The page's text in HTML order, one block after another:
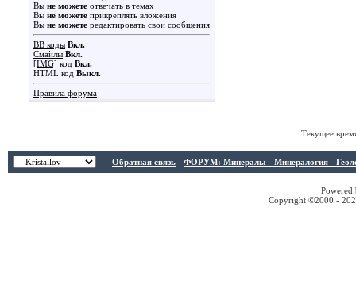
Вы не можете отвечать в темах
Вы не можете прикреплять вложения
Вы не можете редактировать свои сообщения
BB коды Вкл.
Смайлы Вкл.
[IMG] код Вкл.
HTML код Выкл.
Правила форума
Текущее
Обратная связь - ФОРУМ: Минералы - Минералогия -
Copyright ©2000 -